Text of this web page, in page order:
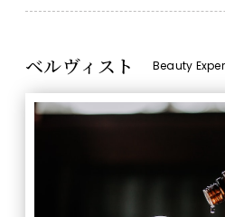
ベルヴィスト Beauty